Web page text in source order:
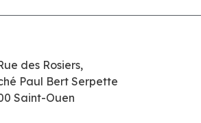
des Rosiers,
Paul Bert Serpette
Saint-Ouen